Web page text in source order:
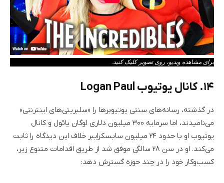
برای مشاهده ویدیو، روی تصویر کلیک کنید.
۱۴. کانال یوتیوب Logan Paul
در گذشته، رسانه‌های سنتی یوتیوبرها را «سلبریتی‌های اینترنتی»
می‌نامیدند، اما سرمایه ۳۰۰ میلیون دلاری لوگان پائول و کانال
یوتیوب او با حدود ۲۴ میلیون سابسکرایبر خلاف این دیدگاه را ثابت
می‌کند. او در سن ۲۸ سالگی موفق شد از طریق اقدامات متنوع زیر،
کسب‌وکار خود را در چند حوزه گسترش دهد: